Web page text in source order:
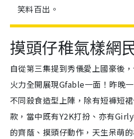
笑料百出。
摸頭仔稚氣樣網
自從第三集提到秀儀愛上國豪後
火力全開展現Gfable一面！昨晚
不同殺食造型上陣，除有短褲短
款，當中既有Y2K打扮、亦有
的齊蔭、摸頭仔動作，天生呆萌